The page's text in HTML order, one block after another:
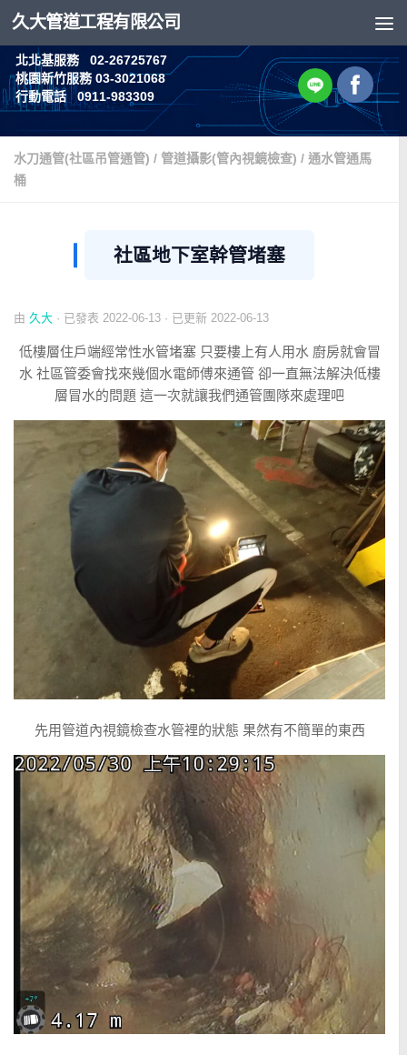
Skip to content
久大管道工程有限公司
北北基服務 02-26725767
桃園新竹服務 03-3021068
行動電話 0911-983309
水刀通管(社區吊管通管) / 管道攝影(管內視鏡檢查) / 通水管通馬
桶
社區地下室幹管堵塞
由 久大 · 已發表 2022-06-13 · 已更新 2022-06-13
低樓層住戶端經常性水管堵塞 只要樓上有人用水 廚房就會冒
水 社區管委會找來幾個水電師傅來通管 卻一直無法解決低樓
層冒水的問題 這一次就讓我們通管團隊來處理吧
先用管道內視鏡檢查水管裡的狀態 果然有不簡單的東西